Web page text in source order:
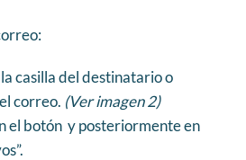
casilla del destinatario o
correo. (Ver imagen 2)
el botón y posteriormente en